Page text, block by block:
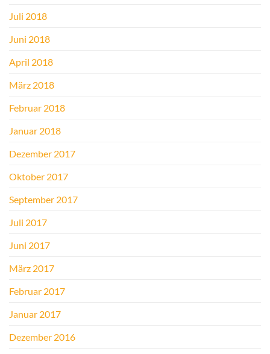
Juli 2018
Juni 2018
April 2018
März 2018
Februar 2018
Januar 2018
Dezember 2017
Oktober 2017
September 2017
Juli 2017
Juni 2017
März 2017
Februar 2017
Januar 2017
Dezember 2016